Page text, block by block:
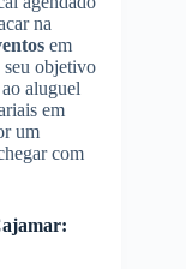
na
em
seu objetivo
aluguel
em
um
com
: